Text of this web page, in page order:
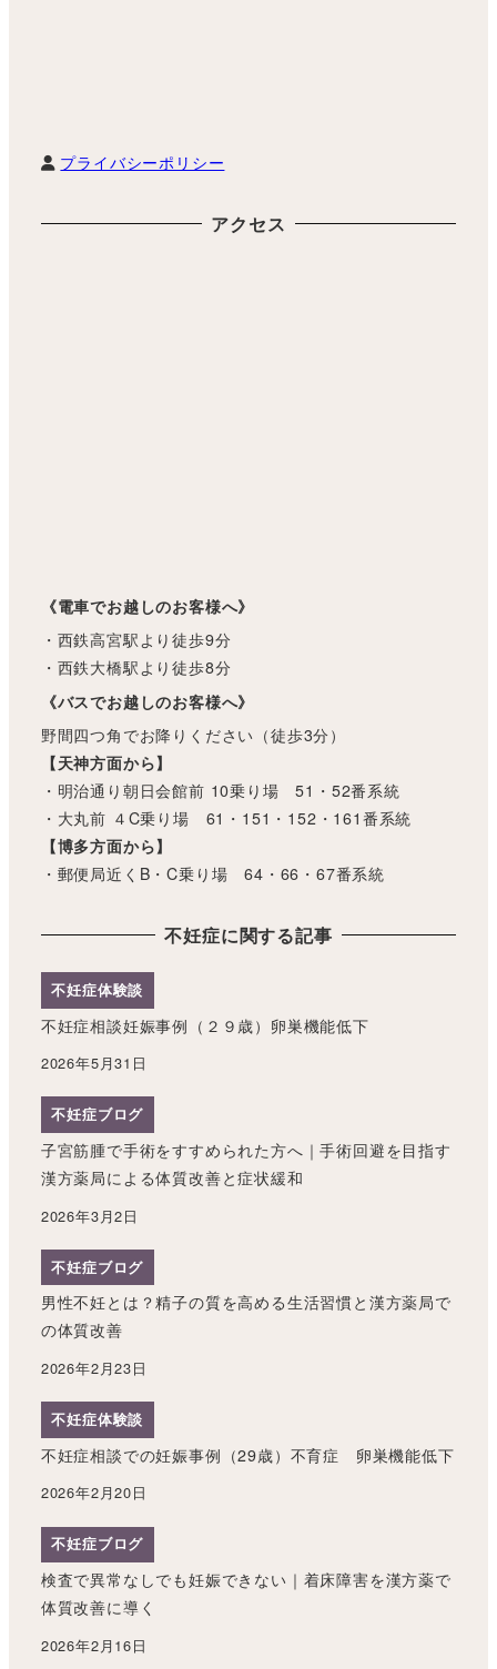
プライバシーポリシー
アクセス
《電車でお越しのお客様へ》
・西鉄高宮駅より徒歩9分
・西鉄大橋駅より徒歩8分
《バスでお越しのお客様へ》
野間四つ角でお降りください（徒歩3分）
【天神方面から】
・明治通り朝日会館前 10乗り場 51・52番系統
・大丸前 ４C乗り場 61・151・152・161番系統
【博多方面から】
・郵便局近くB・C乗り場 64・66・67番系統
不妊症に関する記事
不妊症体験談
不妊症相談妊娠事例（２９歳）卵巣機能低下
2026年5月31日
不妊症ブログ
子宮筋腫で手術をすすめられた方へ｜手術回避を目指す
漢方薬局による体質改善と症状緩和
2026年3月2日
不妊症ブログ
男性不妊とは？精子の質を高める生活習慣と漢方薬局で
の体質改善
2026年2月23日
不妊症体験談
不妊症相談での妊娠事例（29歳）不育症 卵巣機能低下
2026年2月20日
不妊症ブログ
検査で異常なしでも妊娠できない｜着床障害を漢方薬で
体質改善に導く
2026年2月16日